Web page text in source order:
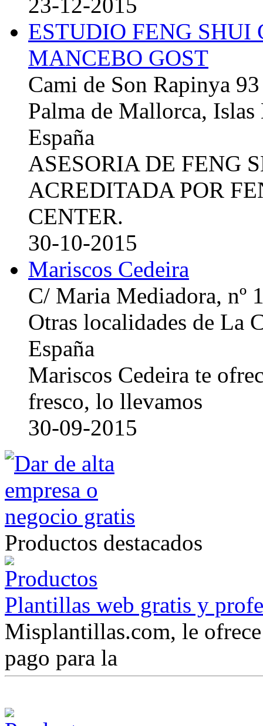
ESTUDIO FENG
MANCEBO GOST
Cami de Son Rapinya 93
Palma de Mallorca, Islas
España
ASESORIA DE FENG
ACREDITADA POR
CENTER.
30-10-2015
Mariscos Cedeira
C/ Maria Mediadora, nº
Otras localidades de La
España
Mariscos Cedeira te
fresco, lo llevamos
30-09-2015
Productos destacados
Plantillas web gratis y
Misplantillas.com, le
pago para la